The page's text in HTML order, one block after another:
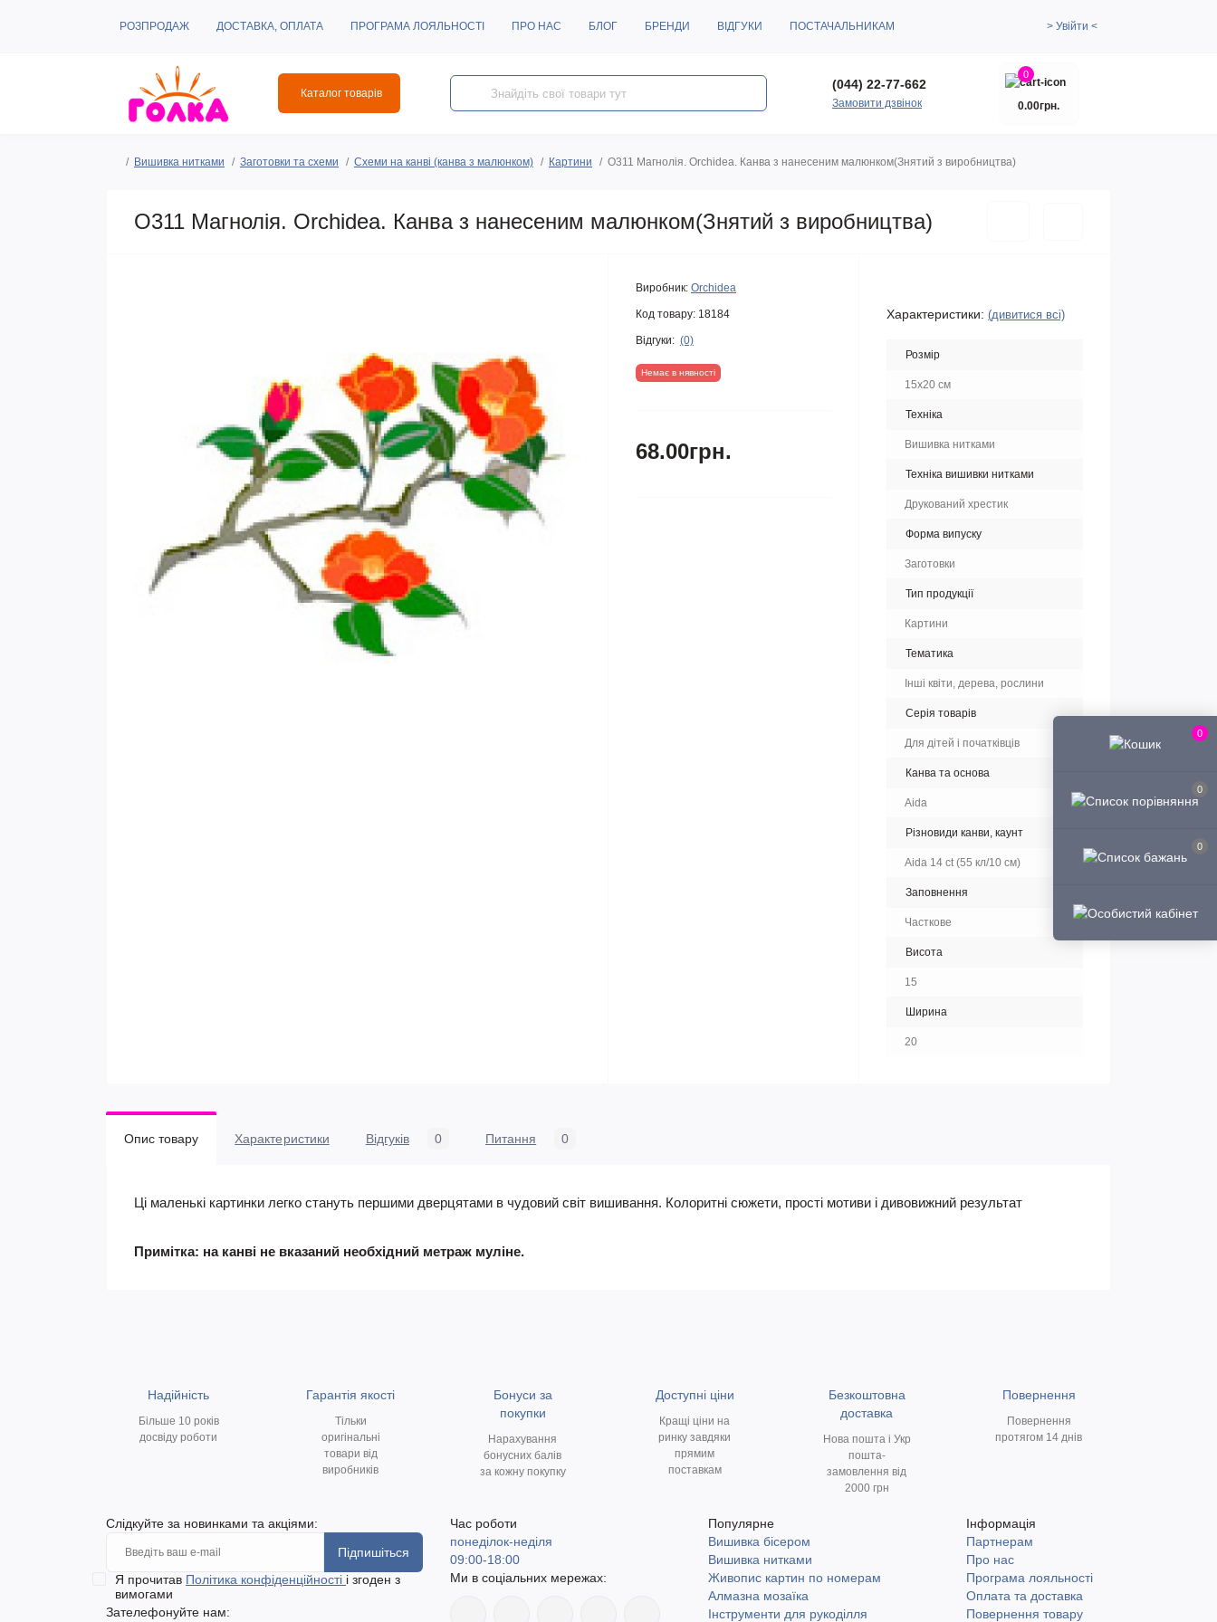
0
0
0
РОЗПРОДАЖ ДОСТАВКА, ОПЛАТА ПРОГРАМА ЛОЯЛЬНОСТІ ПРО НАС БЛОГ БРЕНДИ ВІДГУКИ ПОСТАЧАЛЬНИКАМ > Увійти <
Каталог товарів
(044) 22-77-662
Замовити дзвінок
0
0.00грн.
Вишивка нитками Заготовки та схеми Схеми на канві (канва з малюнком) Картини O311 Магнолія. Orchidea. Канва з нанесеним малюнком(Знятий з виробництва)
O311 Магнолія. Orchidea. Канва з нанесеним малюнком(Знятий з виробництва)
Виробник: Orchidea
Код товару: 18184
Відгуки: (0)
Немає в нявності
68.00грн.
Характеристики: (дивитися всі)
Розмір
15x20 см
Техніка
Вишивка нитками
Техніка вишивки нитками
Друкований хрестик
Форма випуску
Заготовки
Тип продукції
Картини
Тематика
Інші квіти, дерева, рослини
Серія товарів
Для дітей і початківців
Канва та основа
Aida
Різновиди канви, каунт
Aida 14 ct (55 кл/10 см)
Заповнення
Часткове
Висота
15
Ширина
20
Опис товару Характеристики Відгуків 0 Питання 0
Ці маленькі картинки легко стануть першими дверцятами в чудовий світ вишивання. Колоритні сюжети, прості мотиви і дивовижний результат
Примітка: на канві не вказаний необхідний метраж муліне.
Надійність
Більше 10 років
досвіду роботи
Гарантія якості
Тільки
оригінальні
товари від
виробників
Бонуси за
покупки
Нарахування
бонусних балів
за кожну покупку
Доступні ціни
Кращі ціни на
ринку завдяки
прямим
поставкам
Безкоштовна
доставка
Нова пошта і Укр
пошта-
замовлення від
2000 грн
Повернення
Повернення
протягом 14 днів
Слідкуйте за новинками та акціями:
Підпишіться
Я прочитав Політика конфіденційності і згоден з
вимогами
Зателефонуйте нам:
Час роботи
понеділок-неділя
09:00-18:00
Ми в соціальних мережах:
Популярне
Вишивка бісером
Вишивка нитками
Живопис картин по номерам
Алмазна мозаїка
Інструменти для рукоділля
Інформація
Партнерам
Про нас
Програма лояльності
Оплата та доставка
Повернення товару